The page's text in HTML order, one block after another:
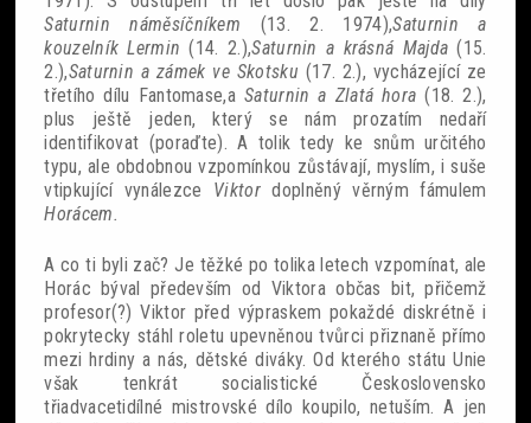
Saturnin náměsíčníkem (13. 2. 1974),Saturnin a
kouzelník Lermin(14. 2.),Saturnin a krásná Majda(15.
2.),Saturnin a zámek ve Skotsku (17. 2.), vycházející ze
třetího dílu Fantomase,a Saturnin a Zlatá hora(18. 2.),
plus ještě jeden, který se nám prozatím nedaří
identifikovat (poraďte). A tolik tedy ke snům určitého
typu, ale obdobnou vzpomínkou zůstávají, myslím, i suše
vtipkující vynálezce Viktordoplněný věrným fámulem
Horácem.
A co ti byli zač? Je těžké po tolika letech vzpomínat, ale
Horác býval především od Viktora občas bit, přičemž
profesor(?) Viktor před výpraskem pokaždé diskrétně i
pokrytecky stáhl roletu upevněnou tvůrci přiznaně přímo
mezi hrdiny a nás, dětské diváky. Od kterého státu Unie
však tenkrát socialistické Československo
třiadvacetidílné mistrovské dílo koupilo, netuším. A jen